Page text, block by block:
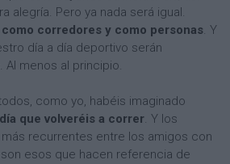
alegría. Pero ya nada será igual.
corredores y como personas. Y
día a día deportivo serán
menos al principio.
como yo, habéis imaginado
que volveréis a correr. Y los
recurrentes entre los amigos con
esos que hacen referencia de